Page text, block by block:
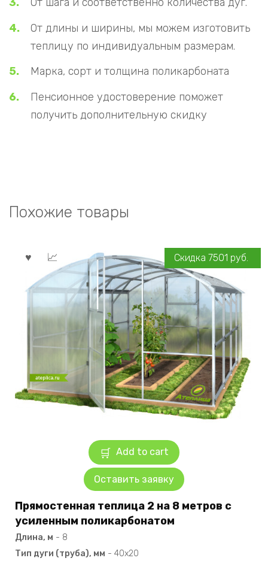
От длины и ширины, мы можем изготовить
теплицу по индивидуальным размерам.
Марка, сорт и толщина поликарбоната
Пенсионное удостоверение поможет
получить дополнительную скидку
Похожие товары
Add to cart
Оставить заявку
Скидка 7501 руб.
Прямостенная теплица 2 на 8 метров с
усиленным поликарбонатом
Длина, м - 8
Тип дуги (труба), мм - 40х20